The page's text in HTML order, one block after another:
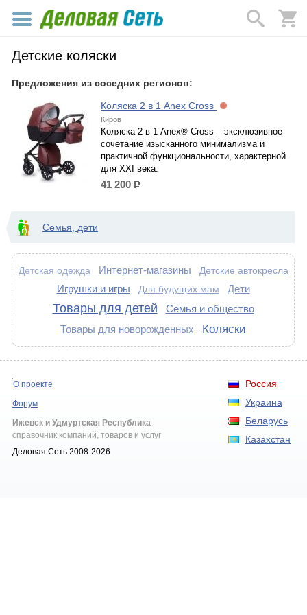
Детские коляски
Предложения из соседних регионов:
Коляска 2 в 1 Anex Cross
Киров
Коляска 2 в 1 Anex® Cross – эксклюзивное
сочетание изысканного минимализма и
практичной функциональности, характерной
для XXI века.
41 200 р.
Семья, дети
Детская одежда Интернет-магазины Детские автокресла
Игрушки и игры Для будущих мам Дети
Товары для детей
Семья и общество
Товары для новорожденных
Коляски
Россия
Украина
Беларусь
Казахстан
О проекте
Форум
Ижевск и Удмуртская Республика
справочник компаний, товаров и услуг
Деловая Сеть 2008-2026